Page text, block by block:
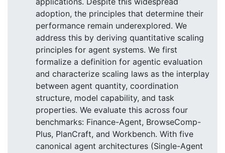
adoption, the principles that determine their
performance remain underexplored. We
address this by deriving quantitative scaling
principles for agent systems. We first
formalize a definition for agentic evaluation
and characterize scaling laws as the interplay
between agent quantity, coordination
structure, model capability, and task
properties. We evaluate this across four
benchmarks: Finance-Agent, BrowseComp-
Plus, PlanCraft, and Workbench. With five
canonical agent architectures (Single-Agent